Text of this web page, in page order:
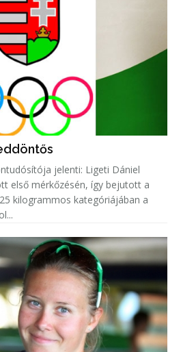
jelenti: Ligeti Dániel
első mérkőzésén, így bejutott a
kilogrammos kategóriájában a